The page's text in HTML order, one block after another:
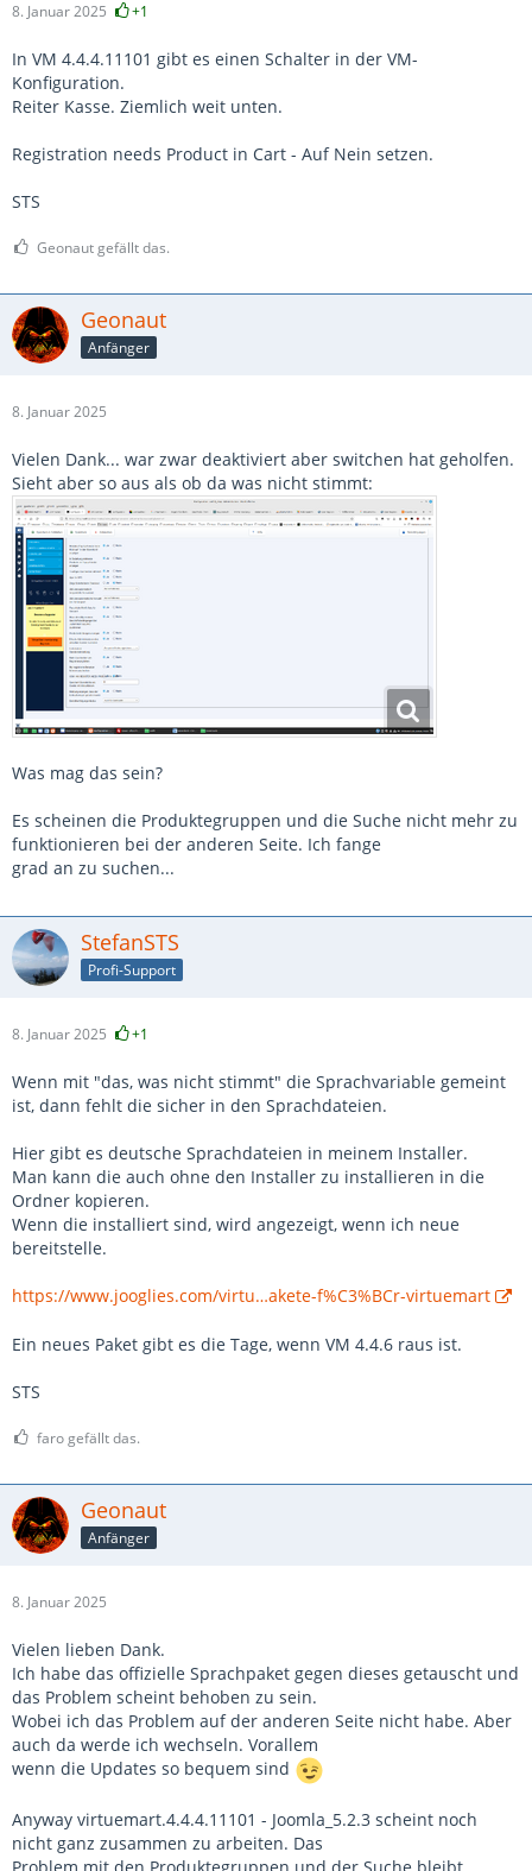
8. Januar 2025 +1
In VM 4.4.4.11101 gibt es einen Schalter in der VM-
Konfiguration.
Reiter Kasse. Ziemlich weit unten.
Registration needs Product in Cart - Auf Nein setzen.
STS
Geonaut gefällt das.
Geonaut
Anfänger
8. Januar 2025
Vielen Dank... war zwar deaktiviert aber switchen hat geholfen.
Sieht aber so aus als ob da was nicht stimmt:
Was mag das sein?
Es scheinen die Produktegruppen und die Suche nicht mehr zu
funktionieren bei der anderen Seite. Ich fange
grad an zu suchen...
StefanSTS
Profi-Support
8. Januar 2025 +1
Wenn mit "das, was nicht stimmt" die Sprachvariable gemeint
ist, dann fehlt die sicher in den Sprachdateien.
Hier gibt es deutsche Sprachdateien in meinem Installer.
Man kann die auch ohne den Installer zu installieren in die
Ordner kopieren.
Wenn die installiert sind, wird angezeigt, wenn ich neue
bereitstelle.
https://www.jooglies.com/virtu…akete-f%C3%BCr-virtuemart
Ein neues Paket gibt es die Tage, wenn VM 4.4.6 raus ist.
STS
faro gefällt das.
Geonaut
Anfänger
8. Januar 2025
Vielen lieben Dank.
Ich habe das offizielle Sprachpaket gegen dieses getauscht und
das Problem scheint behoben zu sein.
Wobei ich das Problem auf der anderen Seite nicht habe. Aber
auch da werde ich wechseln. Vorallem
wenn die Updates so bequem sind
Anyway virtuemart.4.4.4.11101 - Joomla_5.2.3 scheint noch
nicht ganz zusammen zu arbeiten. Das